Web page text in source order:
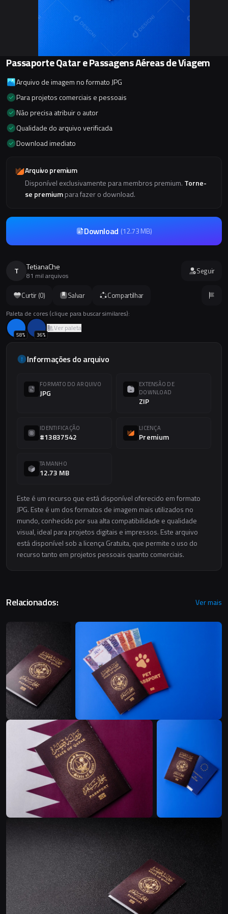
Curtir (0) Salvar Compartilhar
Paleta de cores (clique para buscar similares):
58% 36%
Ver paleta
Informações do arquivo
FORMATO DO ARQUIVO
JPG
EXTENSÃO DE
DOWNLOAD
ZIP
IDENTIFICAÇÃO
#13837542
LICENÇA
Premium
TAMANHO
12.73 MB
Este é um recurso que está disponível oferecido em formato
JPG. Este é um dos formatos de imagem mais utilizados no
mundo, conhecido por sua alta compatibilidade e qualidade
visual, ideal para projetos digitais e impressos. Este arquivo
está disponível sob a licença Gratuita, que permite o uso do
recurso tanto em projetos pessoais quanto comerciais.
Passaporte Qatar e Passagens Aéreas de Viagem
Arquivo de imagem no formato JPG
Para projetos comerciais e pessoais
Não precisa atribuir o autor
Qualidade do arquivo verificada
Download imediato
Arquivo premium
Disponível exclusivamente para membros premium. Torne-
se premiumpara fazer o download.
Download (12.73 MB)
T TetianaChe
81 mil arquivos Seguir
Relacionados: Ver mais